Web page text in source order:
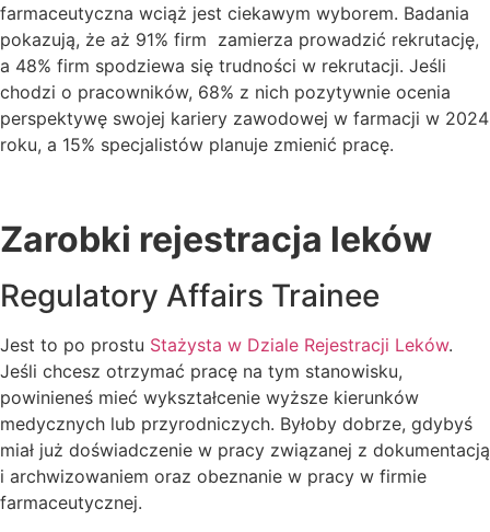
farmaceutyczna wciąż jest ciekawym wyborem. Badania
pokazują, że aż 91% firm zamierza prowadzić rekrutację,
a 48% firm spodziewa się trudności w rekrutacji. Jeśli
chodzi o pracowników, 68% z nich pozytywnie ocenia
perspektywę swojej kariery zawodowej w farmacji w 2024
roku, a 15% specjalistów planuje zmienić pracę.
Zarobki rejestracja leków
Regulatory Affairs Trainee
Jest to po prostu Stażysta w Dziale Rejestracji Leków.
Jeśli chcesz otrzymać pracę na tym stanowisku,
powinieneś mieć wykształcenie wyższe kierunków
medycznych lub przyrodniczych. Byłoby dobrze, gdybyś
miał już doświadczenie w pracy związanej z dokumentacją
i archwizowaniem oraz obeznanie w pracy w firmie
farmaceutycznej.